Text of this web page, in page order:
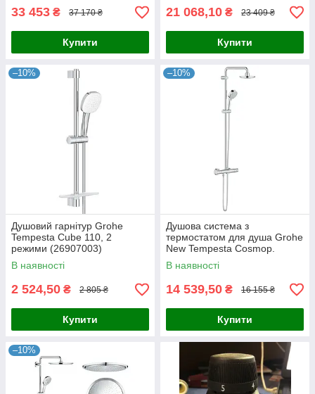
33 453 ₴ 37 170 ₴
Купити
21 068,10 ₴ 23 409 ₴
Купити
–10%
Душовий гарнітур Grohe
Tempesta Cube 110, 2
режими (26907003)
В наявності
2 524,50 ₴ 2 805 ₴
Купити
–10%
Душова система з
термостатом для душа Grohe
New Tempesta Cosmop.
System (27922000)
В наявності
14 539,50 ₴ 16 155 ₴
Купити
–10%